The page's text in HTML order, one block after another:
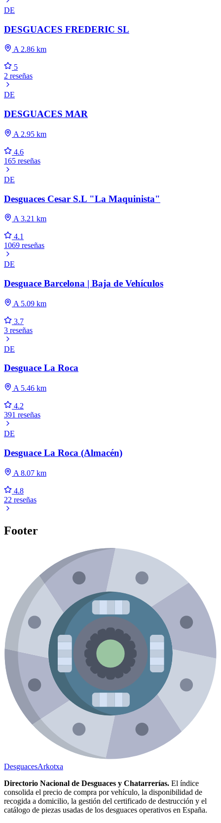
DE
DESGUACES FREDERIC SL
A 2.86 km
5
2 reseñas
DE
DESGUACES MAR
A 2.95 km
4.6
165 reseñas
DE
Desguaces Cesar S.L "La Maquinista"
A 3.21 km
4.1
1069 reseñas
DE
Desguace Barcelona | Baja de Vehículos
A 5.09 km
3.7
3 reseñas
DE
Desguace La Roca
A 5.46 km
4.2
391 reseñas
DE
Desguace La Roca (Almacén)
A 8.07 km
4.8
22 reseñas
Footer
DesguacesArkotxa
Directorio Nacional de Desguaces y Chatarrerías. El índice
consolida el precio de compra por vehículo, la disponibilidad de
recogida a domicilio, la gestión del certificado de destrucción y el
catálogo de piezas usadas de los desguaces operativos en España.